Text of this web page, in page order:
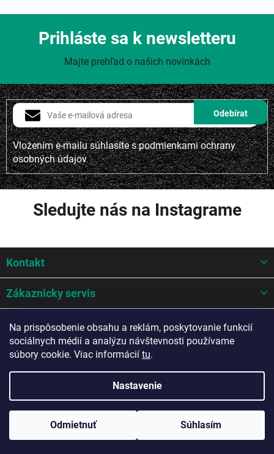
Na prispôsobenie obsahu a reklám, poskytovanie funkcií
sociálnych médií a analýzu návštevnosti používame
súbory cookie. Viac informácií tu.
Nastavenie
Odmietnuť Súhlasím
Vložením e-mailu súhlasíte spodmienkami ochrany
osobných údajov
Prihláste sa k newsletteru
Majte prehľad o našich novinkách
Sledujte nás na Instagrame
p
t
Kontakt
Zákaznicky servis
Mohlo by sa hodit
Potrebujete poradiť?
Vytvoril Shoptet
Copyright 2026A-Z AUTO Slovakia s.r.o.. Všetky práva vyhradené.
Upraviť nastavenie cookies